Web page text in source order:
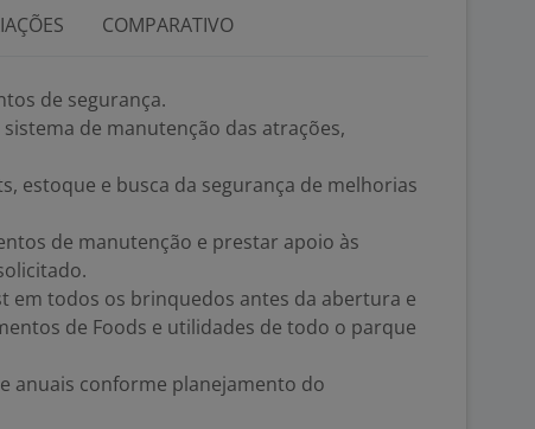
COMPARATIVO
de segurança.
de manutenção das atrações,
estoque e busca da segurança de melhorias
de manutenção e prestar apoio às
em todos os brinquedos antes da abertura e
de Foods e utilidades de todo o parque
anuais conforme planejamento do